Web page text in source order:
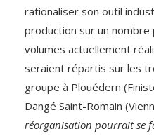
rationaliser son outil
production sur un
volumes actuellement
seraient répartis sur les
groupe à Plouédern
Dangé Saint-Romain
réorganisation pourrait se